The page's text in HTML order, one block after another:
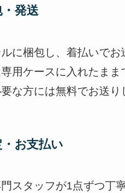
発送
に梱包し、着払いでお
用ケースに入れたまま
な方には無料でお送り
お支払い
スタッフが1点ずつ丁寧